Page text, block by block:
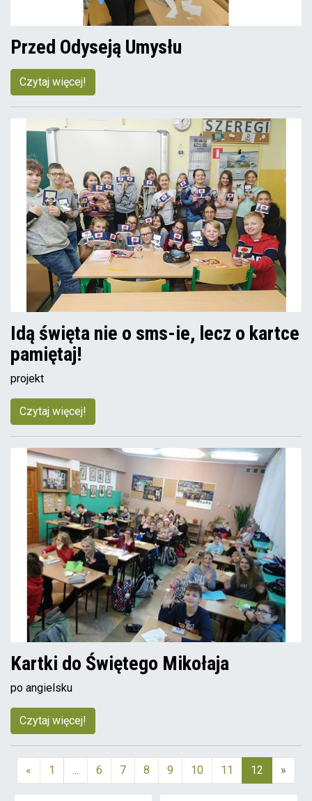
Przed Odyseją Umysłu
Czytaj więcej!
Idą święta nie o sms-ie, lecz o kartce
pamiętaj!
projekt
Czytaj więcej!
Kartki do Świętego Mikołaja
po angielsku
Czytaj więcej!
« 1 ... 6 7 8 9 10 11
12
»